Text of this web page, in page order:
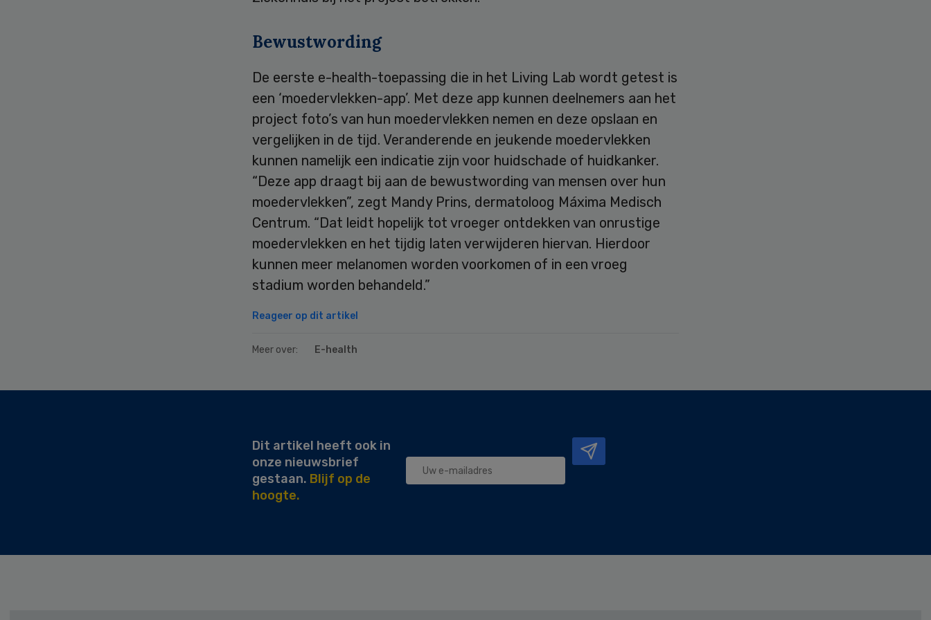
Bewustwording
De eerste e-health-toepassing die in het Living Lab wordt getest is
een ‘moedervlekken-app’. Met deze app kunnen deelnemers aan het
project foto’s van hun moedervlekken nemen en deze opslaan en
vergelijken in de tijd. Veranderende en jeukende moedervlekken
kunnen namelijk een indicatie zijn voor huidschade of huidkanker.
“Deze app draagt bij aan de bewustwording van mensen over hun
moedervlekken”, zegt Mandy Prins, dermatoloog Máxima Medisch
Centrum. “Dat leidt hopelijk tot vroeger ontdekken van onrustige
moedervlekken en het tijdig laten verwijderen hiervan. Hierdoor
kunnen meer melanomen worden voorkomen of in een vroeg
stadium worden behandeld.”
Reageer op dit artikel
Meer over: E-health
Dit artikel heeft ook in
onze nieuwsbrief
gestaan. Blijf op de
hoogte.